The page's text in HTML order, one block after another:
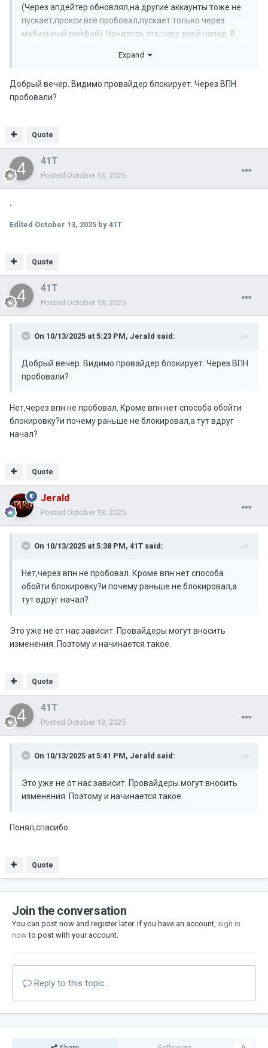
(Через апдейтер обновлял,на другие аккаунты тоже не
пускает,прокси все пробовал,пускает только через
мобильный вайфай). Началось это пару дней назад. В
Expand
Добрый вечер. Видимо провайдер блокирует. Через ВПН
пробовали?
Quote
41T
Posted October 13, 2025
Edited October 13, 2025 by 41T
Quote
41T
Posted October 13, 2025
On 10/13/2025 at 5:23 PM, Jerald said:
Добрый вечер. Видимо провайдер блокирует. Через ВПН
пробовали?
Нет,через впн не пробовал. Кроме впн нет способа обойти
блокировку?и почему раньше не блокировал,а тут вдруг
начал?
Quote
Jerald
Posted October 13, 2025
On 10/13/2025 at 5:38 PM, 41T said:
Нет,через впн не пробовал. Кроме впн нет способа
обойти блокировку?и почему раньше не блокировал,а
тут вдруг начал?
Это уже не от нас зависит. Провайдеры могут вносить
изменения. Поэтому и начинается такое.
Quote
41T
Posted October 13, 2025
On 10/13/2025 at 5:41 PM, Jerald said:
Это уже не от нас зависит. Провайдеры могут вносить
изменения. Поэтому и начинается такое.
Понял,спасибо.
Quote
Join the conversation
You can post now and register later. If you have an account, sign in
nowto post with your account.
Reply to this topic...